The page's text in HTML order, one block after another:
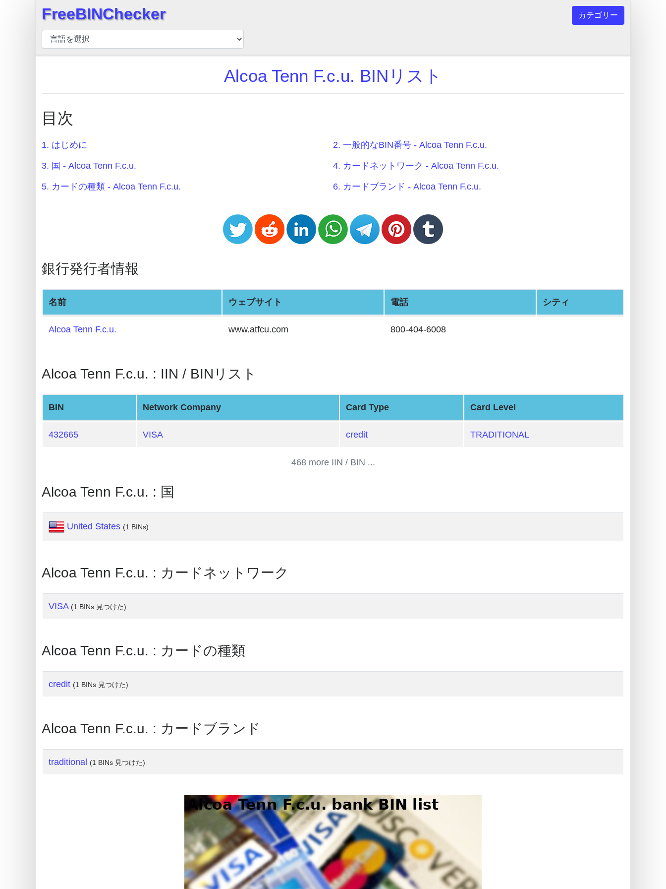
BIN
チ
BIN
索
BIN
号
BIN
v2
BIN
CC
Banks
Credit
Card
Validator
Credit
Random
Credit
Card
Generator
Card
BIN
Credit
Service
What
IP
Address
?
IP
FreeBINChecker カテゴリー
Alcoa Tenn F.c.u. BINリスト
目次
1. はじめに 2. 一般的なBIN番号 - Alcoa Tenn F.c.u.
3. 国 - Alcoa Tenn F.c.u. 4. カードネットワーク - Alcoa Tenn F.c.u.
5. カードの種類 - Alcoa Tenn F.c.u. 6. カードブランド - Alcoa Tenn F.c.u.
銀行発行者情報
名前 ウェブサイト 電話 シティ
Alcoa Tenn F.c.u. www.atfcu.com 800-404-6008
Alcoa Tenn F.c.u. : IIN / BINリスト
BIN Network Company Card Type Card Level
432665 VISA credit TRADITIONAL
468 more IIN / BIN ...
Alcoa Tenn F.c.u. : 国
United States (1 BINs)
Alcoa Tenn F.c.u. : カードネットワーク
VISA (1 BINs 見つけた)
Alcoa Tenn F.c.u. : カードの種類
credit (1 BINs 見つけた)
Alcoa Tenn F.c.u. : カードブランド
traditional (1 BINs 見つけた)